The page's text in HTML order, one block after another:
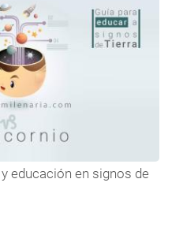
educación en signos de